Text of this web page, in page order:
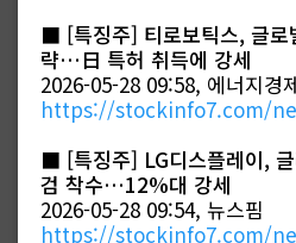
■ [특징주] 티로보틱스, 글
략…日 특허 취득에 강세
2026-05-28 09:58, 에너지경
https://stockinfo7.com/
■ [특징주] LG디스플레이,
검 착수…12%대 강세
2026-05-28 09:54, 뉴스핌
https://stockinfo7.com/